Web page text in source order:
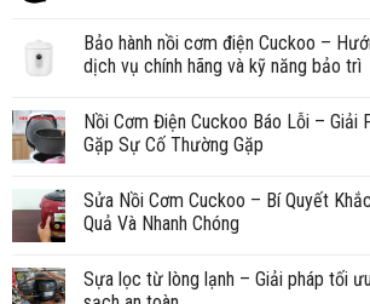
Bảo hành nồi cơm điện Cuckoo –
dịch vụ chính hãng và kỹ năng bảo trì
Nồi Cơm Điện Cuckoo Báo Lỗi – Giải
Gặp Sự Cố Thường Gặp
Sửa Nồi Cơm Cuckoo – Bí Quyết
Quả Và Nhanh Chóng
Sựa lọc từ lòng lạnh – Giải pháp tối